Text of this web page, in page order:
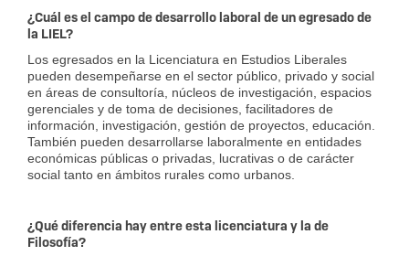
¿Cuál es el campo de desarrollo laboral de un egresado de
la LIEL?
Los egresados en la Licenciatura en Estudios Liberales
pueden desempeñarse en el sector público, privado y social
en áreas de consultoría, núcleos de investigación, espacios
gerenciales y de toma de decisiones, facilitadores de
información, investigación, gestión de proyectos, educación.
También pueden desarrollarse laboralmente en entidades
económicas públicas o privadas, lucrativas o de carácter
social tanto en ámbitos rurales como urbanos.
¿Qué diferencia hay entre esta licenciatura y la de
Filosofía?